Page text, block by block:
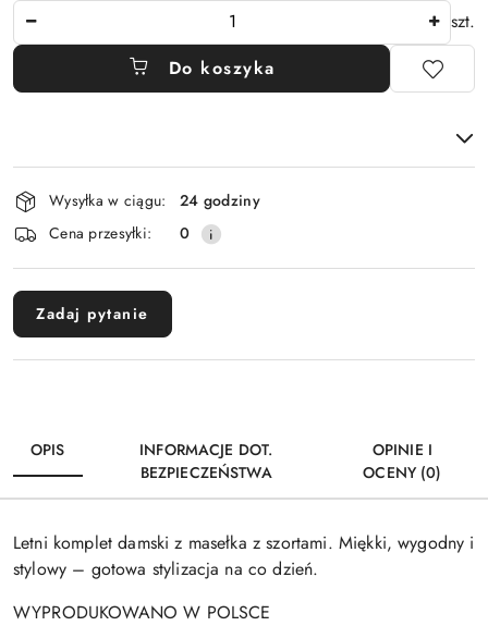
szt.
Do koszyka
Dostępność
i
dostawa
Wysyłka w ciągu:
24 godziny
Cena przesyłki:
0
Zadaj pytanie
OPIS
INFORMACJE DOT.
BEZPIECZEŃSTWA
OPINIE I
OCENY (0)
Letni komplet damski z masełka z szortami. Miękki, wygodny i
stylowy – gotowa stylizacja na co dzień.
WYPRODUKOWANO W POLSCE